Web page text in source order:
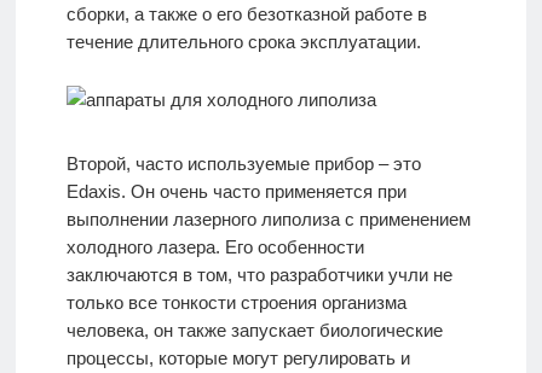
сборки, а также о его безотказной работе в
течение длительного срока эксплуатации.
Второй, часто используемые прибор – это
Edaxis. Он очень часто применяется при
выполнении лазерного липолиза с применением
холодного лазера. Его особенности
заключаются в том, что разработчики учли не
только все тонкости строения организма
человека, он также запускает биологические
процессы, которые могут регулировать и